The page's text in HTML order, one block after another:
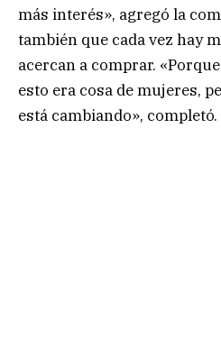
más interés», agregó la
también que cada vez hay
acercan a comprar.
esto era cosa de mujeres,
está cambiando», completó.